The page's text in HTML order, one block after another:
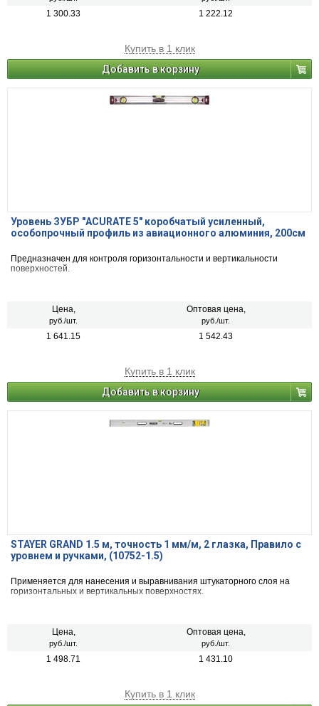
1 300.33 1 222.12
Купить в 1 клик
Добавить в корзину
Уровень ЗУБР "ACURATE 5" коробчатый усиленный,
особопрочный профиль из авиационного алюминия, 200см
Предназначен для контроля горизонтальности и вертикальности
поверхностей.
Цена,
руб./шт.
Оптовая цена,
руб./шт.
1 641.15 1 542.43
Купить в 1 клик
Добавить в корзину
STAYER GRAND 1.5 м, точность 1 мм/м, 2 глазка, Правило с
уровнем и ручками, (10752-1.5)
Применяется для нанесения и выравнивания штукаторного слоя на
горизонтальных и вертикальных поверхностях.
Цена,
руб./шт.
Оптовая цена,
руб./шт.
1 498.71 1 431.10
Купить в 1 клик